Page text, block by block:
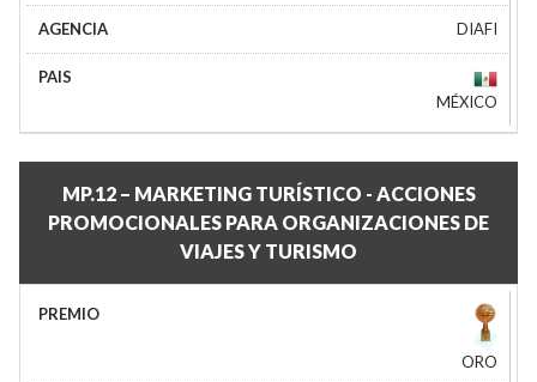
DIAFI
MÉXICO
MP.12 – MARKETING TURÍSTICO - ACCIONES
PROMOCIONALES PARA ORGANIZACIONES DE
VIAJES Y TURISMO
ORO